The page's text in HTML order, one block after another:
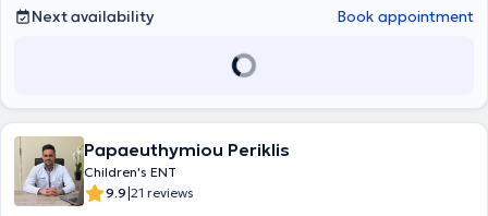
difficulties, allergic rhinitis, sinusitis, sleep apnea syndrome, voice
and swallowing disorders. He performs specialized surgical
nasal septum deviation, tonsillectomy and adenoidectomy, ear
professional development in his field of expertise and is a member of
the Athens Medical Association and the Hellenic College of
Otolaryngologists.
Next availability
Book appointment
Papaeuthymiou Periklis
Children's ENT
9.9|21 reviews